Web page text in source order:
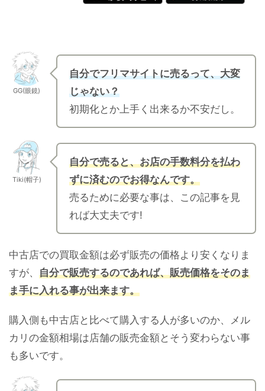
GG(眼鏡)
自分でフリマサイトに売るって、大変
じゃない？
初期化とか上手く出来るか不安だし。
Tiki(帽子)
自分で売ると、お店の手数料分を払わ
ずに済むのでお得なんです。
売るために必要な事は、この記事を見
れば大丈夫です!
中古店での買取金額は必ず販売の価格より安くなりま
すが、 自分で販売するのであれば、販売価格をそのま
ま手に入れる事が出来ます。
購入側も中古店と比べて購入する人が多いのか、メル
カリの金額相場は店舗の販売金額とそう変わらない事
も多いです。